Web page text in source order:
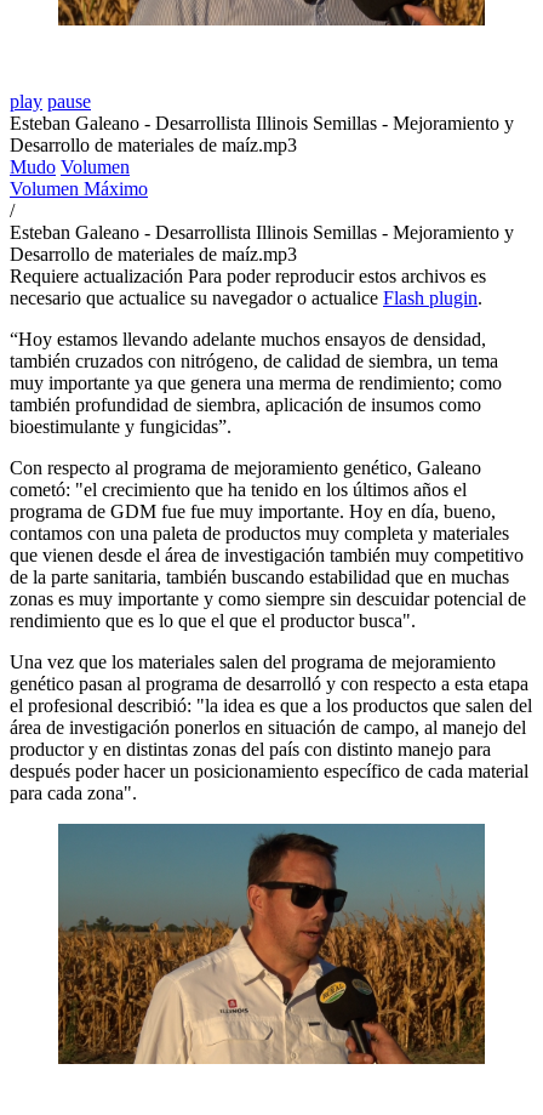
play pause
Esteban Galeano - Desarrollista Illinois Semillas - Mejoramiento y
Desarrollo de materiales de maíz.mp3
Mudo Volumen
Volumen Máximo
/
Esteban Galeano - Desarrollista Illinois Semillas - Mejoramiento y
Desarrollo de materiales de maíz.mp3
Requiere actualización Para poder reproducir estos archivos es
necesario que actualice su navegador o actualice Flash plugin.
“Hoy estamos llevando adelante muchos ensayos de densidad,
también cruzados con nitrógeno, de calidad de siembra, un tema
muy importante ya que genera una merma de rendimiento; como
también profundidad de siembra, aplicación de insumos como
bioestimulante y fungicidas”.
Con respecto al programa de mejoramiento genético, Galeano
cometó: "el crecimiento que ha tenido en los últimos años el
programa de GDM fue fue muy importante. Hoy en día, bueno,
contamos con una paleta de productos muy completa y materiales
que vienen desde el área de investigación también muy competitivo
de la parte sanitaria, también buscando estabilidad que en muchas
zonas es muy importante y como siempre sin descuidar potencial de
rendimiento que es lo que el que el productor busca".
Una vez que los materiales salen del programa de mejoramiento
genético pasan al programa de desarrolló y con respecto a esta etapa
el profesional describió: "la idea es que a los productos que salen del
área de investigación ponerlos en situación de campo, al manejo del
productor y en distintas zonas del país con distinto manejo para
después poder hacer un posicionamiento específico de cada material
para cada zona".